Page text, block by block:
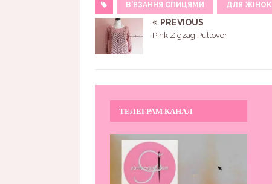
В'ЯЗАННЯ СПИЦЯМИ ДЛЯ ЖІНОК
PREVIOUS
Pink Zigzag Pullover
ТЕЛЕГРАМ КАНАЛ